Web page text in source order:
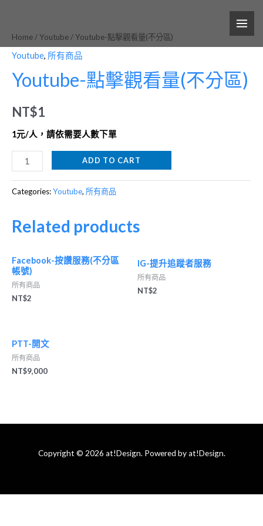
Home /Youtube / Youtube-點擊觀看量(不分區)
Youtube, 所有商品
Youtube-點擊觀看量(不分區)
NT$1
1元/人，請依需要人數下單
點
擊
看
(不
分
quantity
ADD TO CART
Categories:Youtube, 所有商品
Related products
Facebook-按讚服務(不分區
帳號)
所有商品
NT$2
IG-提升追蹤者服務
所有商品
NT$2
PTT-開文
所有商品
NT$9,000
Copyright © 2026 at!Design. Powered by at!Design.